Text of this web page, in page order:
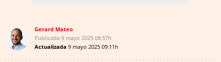
Gerard Mateo
Publicada 9 mayo 2025 08:57h
Actualizada 9 mayo 2025 09:11h